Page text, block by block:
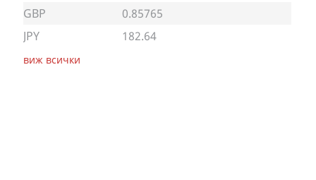
GBP
0.85765
JPY
182.64
виж всички